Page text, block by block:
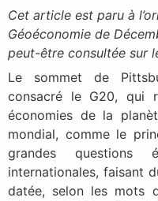
Cet article est paru à
Géoéconomie de
peut-être consultée sur
Le sommet de
consacré le G20, qui
économies de la
mondial, comme le
grandes questions
internationales, faisant
datée, selon les mots